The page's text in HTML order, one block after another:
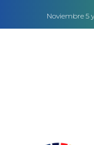
Noviembre 5